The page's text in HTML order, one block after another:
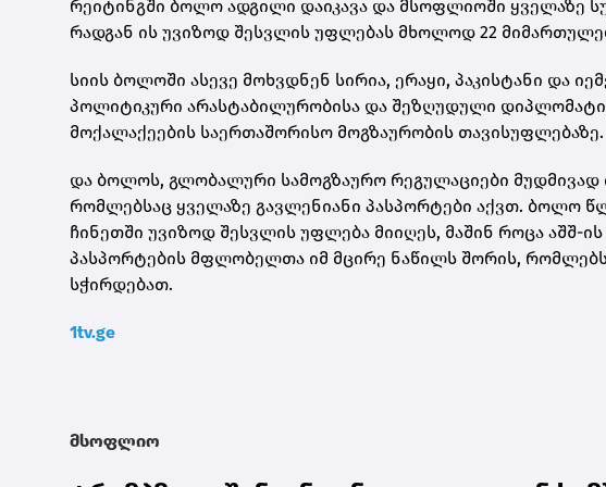
რეიტინგში ბოლო ადგილი დაიკავა და მსოფლიოში ყველაზე
რადგან ის უვიზოდ შესვლის უფლებას მხოლოდ 22
სიის ბოლოში ასევე მოხვდნენ სირია, ერაყი, პაკისტანი და
პოლიტიკური არასტაბილურობისა და შეზღუდული
მოქალაქეების საერთაშორისო მოგზაურობის თავისუფლებაზე.
და ბოლოს, გლობალური სამოგზაურო რეგულაციები მუდმივად
რომლებსაც ყველაზე გავლენიანი პასპორტები აქვთ. ბოლო
ჩინეთში უვიზოდ შესვლის უფლება მიიღეს, მაშინ როცა აშშ-
პასპორტების მფლობელთა იმ მცირე ნაწილს შორის,
სჭირდებათ.
1tv.ge
მსოფლიო